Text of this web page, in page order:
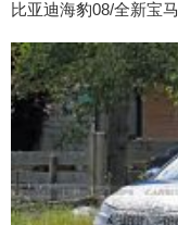
比亚迪海豹08/全新宝